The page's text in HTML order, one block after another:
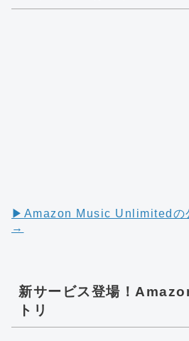
▶︎Amazon Music Unlimitedの
→
新サービス登場！
トリ